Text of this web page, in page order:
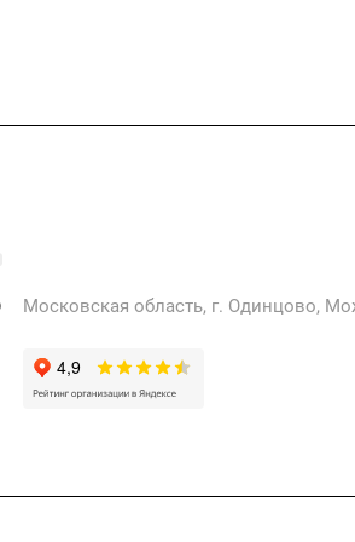
Московская область, г. Одинцово,